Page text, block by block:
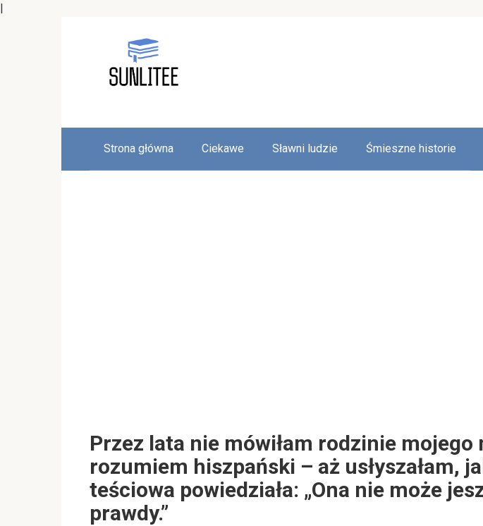
|
Strona główna Ciekawe Sławni ludzie Śmieszne historie
Przez lata nie mówiłam rodzinie mojego
rozumiem hiszpański – aż usłyszałam,
teściowa powiedziała: „Ona nie może
prawdy.”